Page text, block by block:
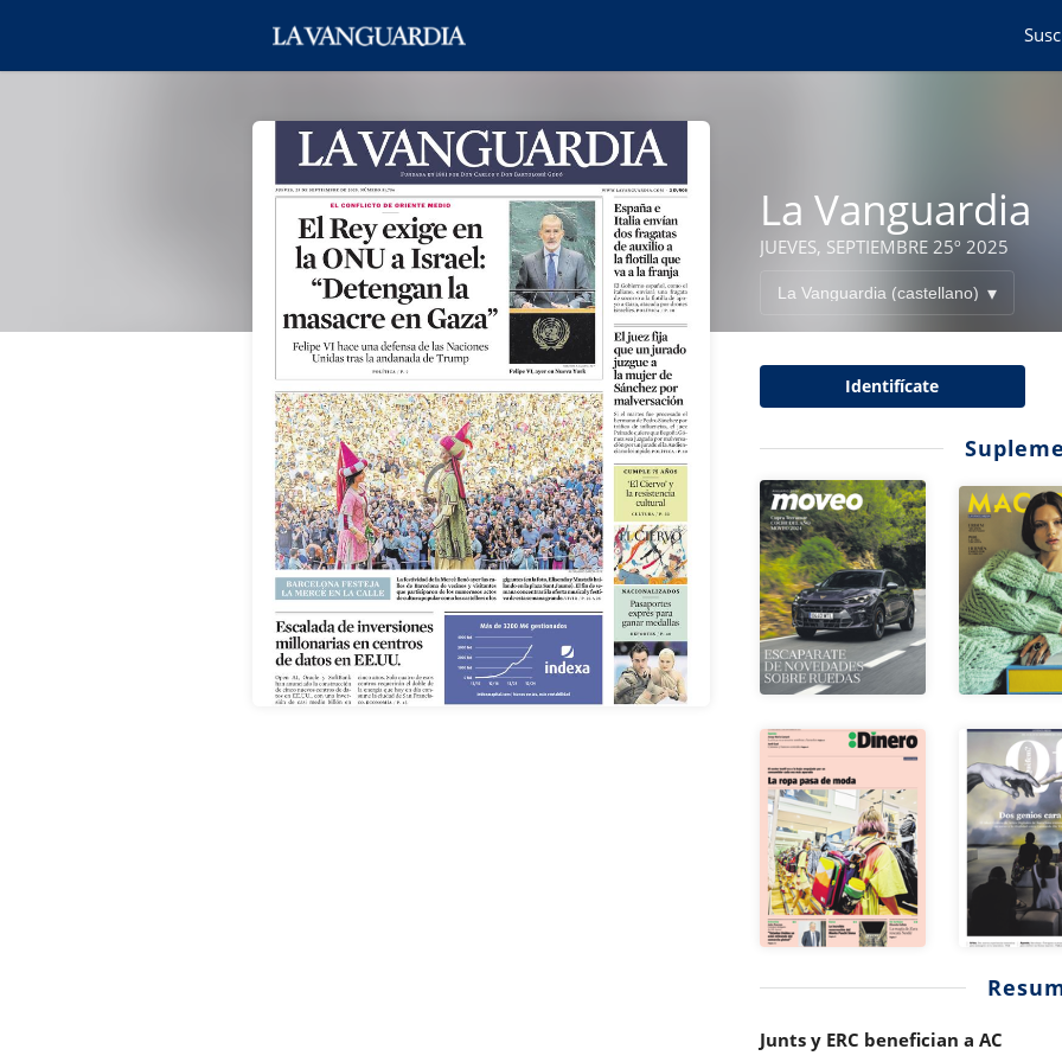
La Vanguardia
JUEVES, SEPTIEMBRE 25º 2025
Identifícate
Junts y ERC benefician a AC